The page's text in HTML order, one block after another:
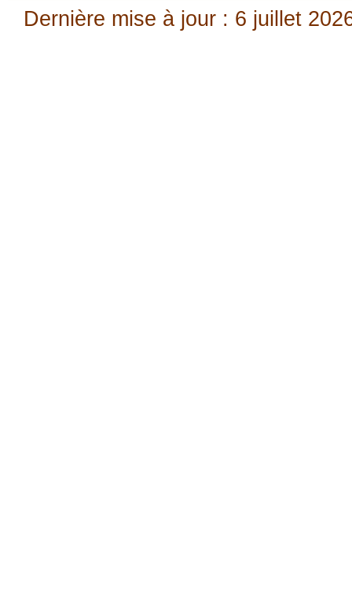
Dernière mise à jour : 6 juillet